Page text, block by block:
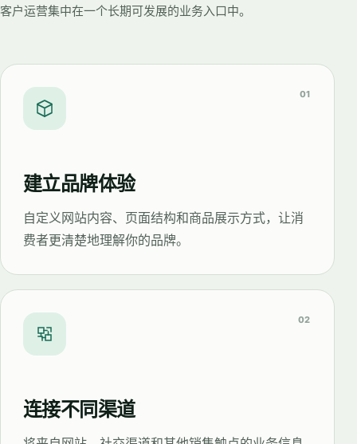
客户运营集中在一个长期可发展的业务入口中。
01
建立品牌体验
自定义网站内容、页面结构和商品展示方式，让消
费者更清楚地理解你的品牌。
02
连接不同渠道